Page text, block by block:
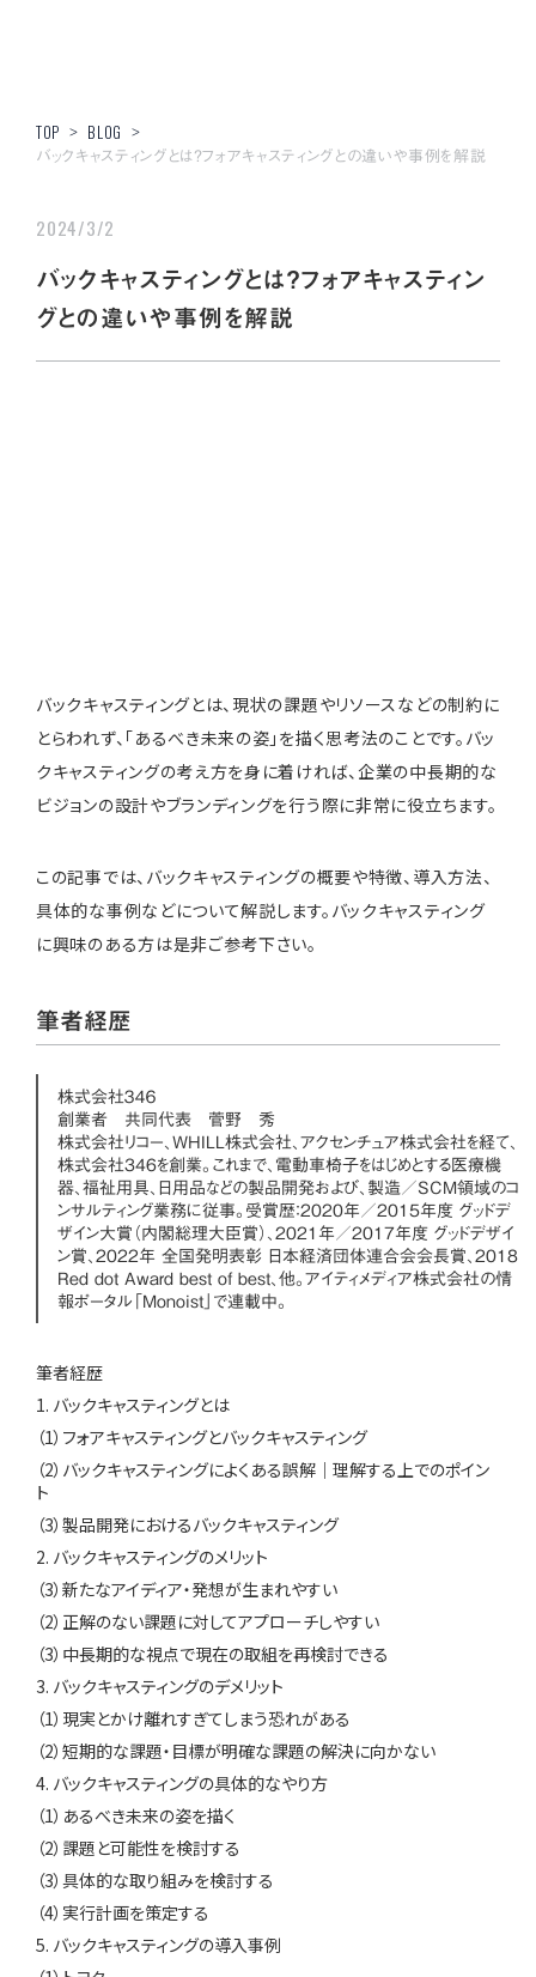
TOP > BLOG >
バックキャスティングとは？フォアキャスティングとの違いや事例を解説
2024/3/2
バックキャスティングとは？フォアキャスティン
グとの違いや事例を解説
バックキャスティングとは、現状の課題やリソースなどの制約に
とらわれず、「あるべき未来の姿」を描く思考法のことです。バッ
クキャスティングの考え方を身に着ければ、企業の中長期的な
ビジョンの設計やブランディングを行う際に非常に役立ちます。
この記事では、バックキャスティングの概要や特徴、導入方法、
具体的な事例などについて解説します。バックキャスティング
に興味のある方は是非ご参考下さい。
筆者経歴
株式会社３４６
創業者 共同代表 菅野 秀
株式会社リコー、WHILL株式会社、アクセンチュア株式会社を経て、
株式会社346を創業。これまで、電動車椅子をはじめとする医療機
器、福祉用具、日用品などの製品開発および、製造／SCM領域のコ
ンサルティング業務に従事。受賞歴：2020年／2015年度 グッドデ
ザイン大賞（内閣総理大臣賞）、2021年／2017年度 グッドデザイ
ン賞、2022年 全国発明表彰 日本経済団体連合会会長賞、2018
Red dot Award best of best、他。アイティメディア株式会社の情
報ポータル「Monoist」で連載中。
筆者経歴
1. バックキャスティングとは
（1）フォアキャスティングとバックキャスティング
（2）バックキャスティングによくある誤解｜理解する上でのポイン
ト
（3）製品開発におけるバックキャスティング
2. バックキャスティングのメリット
（3）新たなアイディア・発想が生まれやすい
（2）正解のない課題に対してアプローチしやすい
（3）中長期的な視点で現在の取組を再検討できる
3. バックキャスティングのデメリット
（1）現実とかけ離れすぎてしまう恐れがある
（2）短期的な課題・目標が明確な課題の解決に向かない
4. バックキャスティングの具体的なやり方
（1）あるべき未来の姿を描く
（2）課題と可能性を検討する
（3）具体的な取り組みを検討する
（4）実行計画を策定する
5. バックキャスティングの導入事例